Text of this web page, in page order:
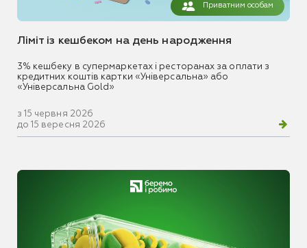
Приватним особам
Ліміт із кешбеком на день народження
3% кешбеку в супермаркетах і ресторанах за оплати з
кредитних коштів картки «Універсальна» або
«Універсальна Gold»
з 15 червня 2026
до 15 вересня 2026